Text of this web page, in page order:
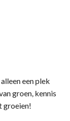
een plek
groen, kennis
groeien!